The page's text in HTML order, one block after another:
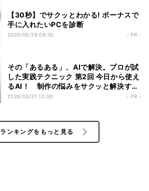
【30秒】でサクッとわかる! ボーナスで
手に入れたいPCを診断
2026/05/29 08:00 - PR -
その「あるある」、AIで解決。プロが試
した実践テクニック 第2回 今日から使え
るAI！ 制作の悩みをサクッと解決する
実践ガイド【動画編集者編】
2026/03/31 12:00 - PR -
ランキングをもっと見る